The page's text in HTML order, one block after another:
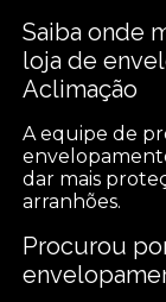
Saiba onde
loja de
Aclimação
A equipe de
dar mais
arranhões.
Procurou